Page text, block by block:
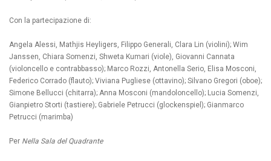
Con la partecipazione di:
Angela Alessi, Mathjis Heyligers, Filippo Generali, Clara Lin (violini); Wim
Janssen, Chiara Somenzi, Shweta Kumari (viole), Giovanni Cannata
(violoncello e contrabbasso); Marco Rozzi, Antonella Serio, Elisa Mosconi,
Federico Corrado (flauto); Viviana Pugliese (ottavino); Silvano Gregori (oboe);
Simone Bellucci (chitarra); Anna Mosconi (mandoloncello); Lucia Somenzi,
Gianpietro Storti (tastiere); Gabriele Petrucci (glockenspiel); Gianmarco
Petrucci (marimba)
Per Nella Sala del Quadrante